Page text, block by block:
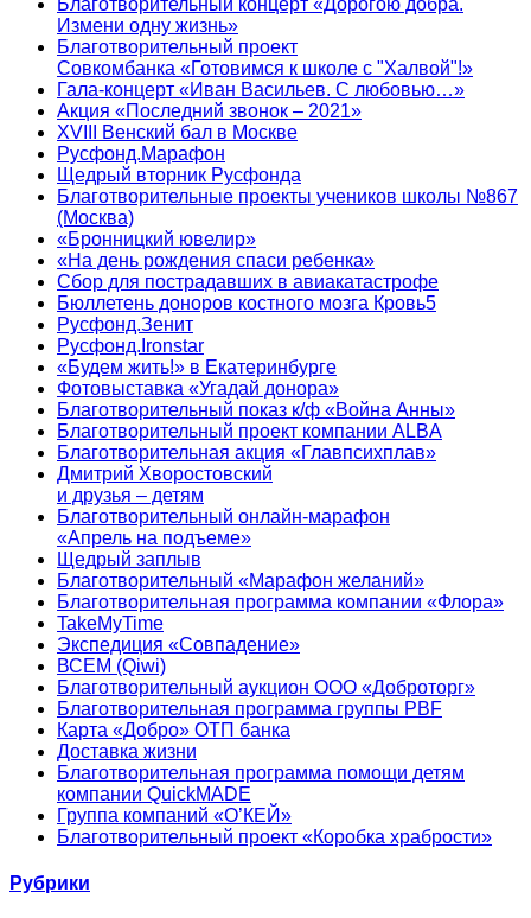
Благотворительный концерт «Дорогою добра.
Измени одну жизнь»
Благотворительный проект
Совкомбанка «Готовимся к школе с "Халвой"!»
Гала-концерт «Иван Васильев. С любовью…»
Акция «Последний звонок – 2021»
XVIII Венский бал в Москве
Русфонд.Марафон
Щедрый вторник Русфонда
Благотворительные проекты учеников школы №867
(Москва)
«Бронницкий ювелир»
«На день рождения спаси ребенка»
Сбор для пострадавших в авиакатастрофе
Бюллетень доноров костного мозга Кровь5
Русфонд.Зенит
Русфонд.Ironstar
«Будем жить!» в Екатеринбурге
Фотовыставка «Угадай донора»
Благотворительный показ к/ф «Война Анны»
Благотворительный проект компании ALBA
Благотворительная акция «Главпсихплав»
Дмитрий Хворостовский
и друзья – детям
Благотворительный онлайн‑марафон
«Апрель на подъеме»
Щедрый заплыв
Благотворительный «Марафон желаний»
Благотворительная программа компании «Флора»
TakeMyTime
Экспедиция «Совпадение»
ВСЕМ (Qiwi)
Благотворительный аукцион ООО «Доброторг»
Благотворительная программа группы PBF
Карта «Добро» ОТП банка
Доставка жизни
Благотворительная программа помощи детям
компании QuickMADE
Группа компаний «О’КЕЙ»
Благотворительный проект «Коробка храбрости»
Рубрики